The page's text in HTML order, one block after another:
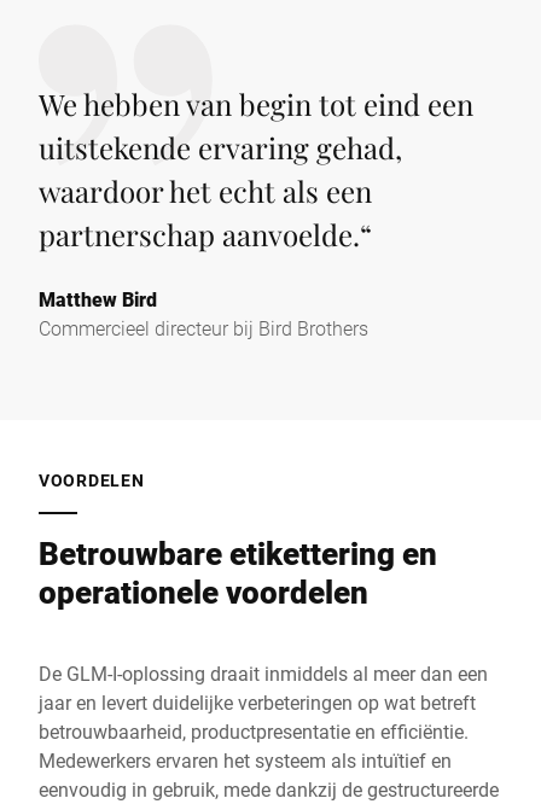
We hebben van begin tot eind een
uitstekende ervaring gehad,
waardoor het echt als een
partnerschap aanvoelde.“
Matthew Bird
Commercieel directeur bij Bird Brothers
VOORDELEN
Betrouwbare etikettering en
operationele voordelen
De GLM‑I‑oplossing draait inmiddels al meer dan een
jaar en levert duidelijke verbeteringen op wat betreft
betrouwbaarheid, productpresentatie en efficiëntie.
Medewerkers ervaren het systeem als intuïtief en
eenvoudig in gebruik, mede dankzij de gestructureerde